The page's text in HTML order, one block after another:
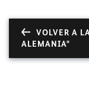
VOLVER A
ALEMANIA"